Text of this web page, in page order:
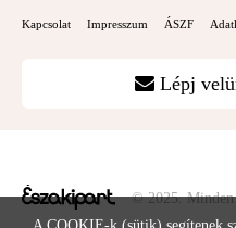
Kapcsolat Impresszum ÁSZF
Lépj
© 2025.